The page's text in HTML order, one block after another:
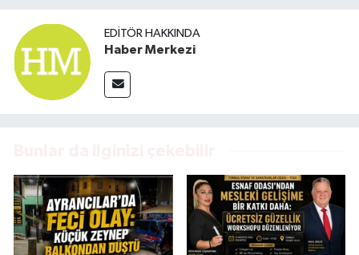
EDITÖR HAKKINDA
Haber Merkezi